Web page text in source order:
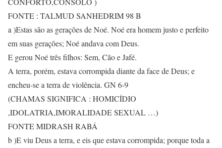
FONTE : TALMUD SANHEDRIM 98 B
a )Estas são as gerações de Noé. Noé era homem justo e perfeito
em suas gerações; Noé andava com Deus.
E gerou Noé três filhos: Sem, Cão e Jafé.
A terra, porém, estava corrompida diante da face de Deus; e
encheu-se a terra de violência. GN 6-9
(CHAMAS SIGNIFICA : HOMICÍDIO
,IDOLATRIA,IMORALIDADE SEXUAL …)
FONTE MIDRASH RABÁ
b )E viu Deus a terra, e eis que estava corrompida; porque toda a